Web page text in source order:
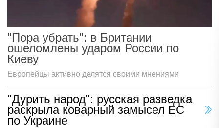
"Пора убрать": в Британии
ошеломлены ударом России по
Киеву
Европейцы активно делятся своими мнениями
"Дурить народ": русская разведка
раскрыла коварный замысел ЕС
по Украине